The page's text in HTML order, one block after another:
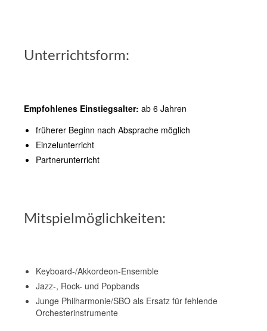
Unterrichtsform:
Empfohlenes Einstiegsalter: ab 6 Jahren
früherer Beginn nach Absprache möglich
Einzelunterricht
Partnerunterricht
Mitspielmöglichkeiten:
Keyboard-/Akkordeon-Ensemble
Jazz-, Rock- und Popbands
Junge Philharmonie/SBO als Ersatz für fehlende
Orchesterinstrumente